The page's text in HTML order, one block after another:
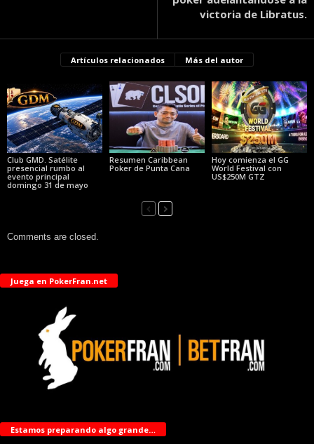
victoria de Libratus.
Artículos relacionados Más del autor
Club GMD. Satélite
presencial rumbo al
evento principal
domingo 31 de mayo
Resumen Caribbean
Poker de Punta Cana
Hoy comienza el GG
World Festival con
US$250M GTZ
Comments are closed.
Juega en PokerFran.net
Estamos preparando algo grande…